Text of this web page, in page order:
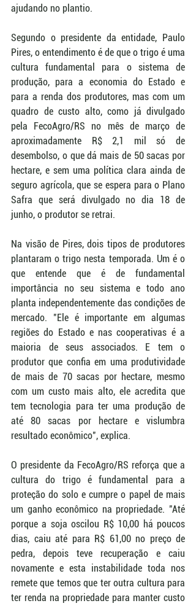
ajudando no plantio.
Segundo o presidente da entidade, Paulo
Pires, o entendimento é de que o trigo é uma
cultura fundamental para o sistema de
produção, para a economia do Estado e
para a renda dos produtores, mas com um
quadro de custo alto, como já divulgado
pela FecoAgro/RS no mês de março de
aproximadamente R$ 2,1 mil só de
desembolso, o que dá mais de 50 sacas por
hectare, e sem uma política clara ainda de
seguro agrícola, que se espera para o Plano
Safra que será divulgado no dia 18 de
junho, o produtor se retrai.
Na visão de Pires, dois tipos de produtores
plantaram o trigo nesta temporada. Um é o
que entende que é de fundamental
importância no seu sistema e todo ano
planta independentemente das condições de
mercado. "Ele é importante em algumas
regiões do Estado e nas cooperativas é a
maioria de seus associados. E tem o
produtor que confia em uma produtividade
de mais de 70 sacas por hectare, mesmo
com um custo mais alto, ele acredita que
tem tecnologia para ter uma produção de
até 80 sacas por hectare e vislumbra
resultado econômico", explica.
O presidente da FecoAgro/RS reforça que a
cultura do trigo é fundamental para a
proteção do solo e cumpre o papel de mais
um ganho econômico na propriedade. "Até
porque a soja oscilou R$ 10,00 há poucos
dias, caiu até para R$ 61,00 no preço de
pedra, depois teve recuperação e caiu
novamente e esta instabilidade toda nos
remete que temos que ter outra cultura para
ter renda na propriedade para manter custo